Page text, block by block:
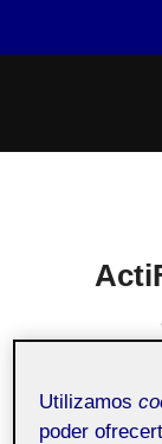
Utilizamos
poder